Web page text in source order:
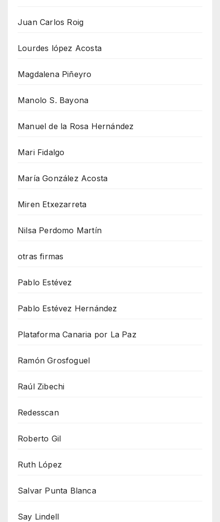
Juan Carlos Roig
Lourdes lópez Acosta
Magdalena Piñeyro
Manolo S. Bayona
Manuel de la Rosa Hernández
Mari Fidalgo
María González Acosta
Miren Etxezarreta
Nilsa Perdomo Martín
otras firmas
Pablo Estévez
Pablo Estévez Hernández
Plataforma Canaria por La Paz
Ramón Grosfoguel
Raúl Zibechi
Redesscan
Roberto Gil
Ruth López
Salvar Punta Blanca
Say Lindell